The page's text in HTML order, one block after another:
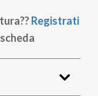
Registrati